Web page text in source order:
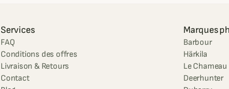
Services
FAQ
Conditions des offres
Livraison & Retours
Contact
Marques
Barbour
Härkila
Le Chameau
Deerhunter